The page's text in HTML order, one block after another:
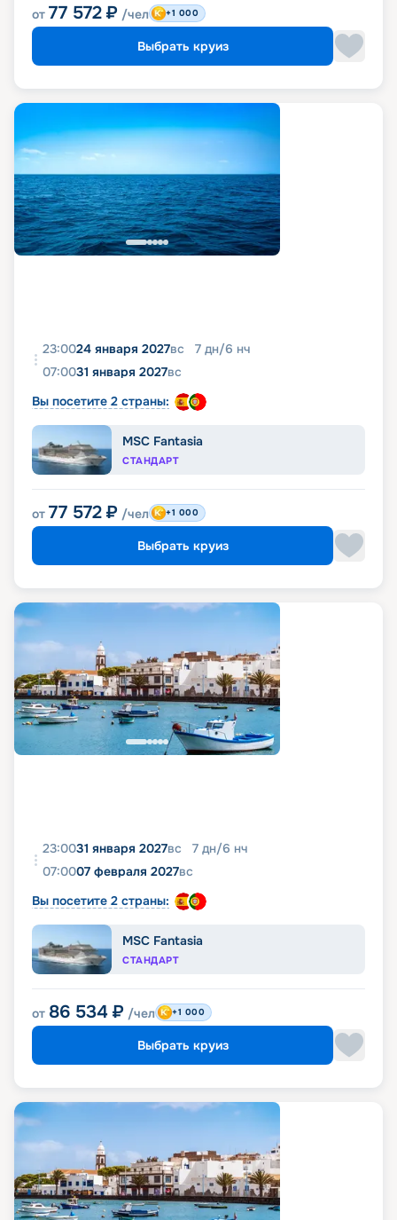
от 77 572 ₽ /чел +1 000
Выбрать круиз
23:0024 января 2027вс 7 дн/6 нч
07:0031 января 2027вс
Вы посетите 2 страны:
MSC Fantasia
СТАНДАРТ
от 77 572 ₽ /чел +1 000
Выбрать круиз
23:0031 января 2027вс 7 дн/6 нч
07:0007 февраля 2027вс
Вы посетите 2 страны:
MSC Fantasia
СТАНДАРТ
от 86 534 ₽ /чел +1 000
Выбрать круиз